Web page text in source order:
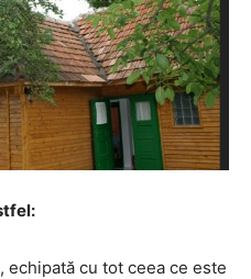
echipată cu tot ceea ce este